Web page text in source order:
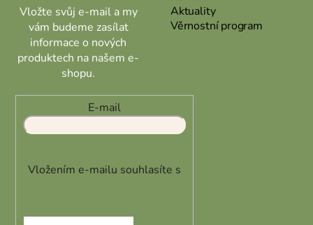
Vložte svůj e-mail a my
vám budeme zasílat
informace o nových
produktech na našem e-
shopu.
E-mail
Vložením e-mailu souhlasíte s
Aktuality
Věrnostní program